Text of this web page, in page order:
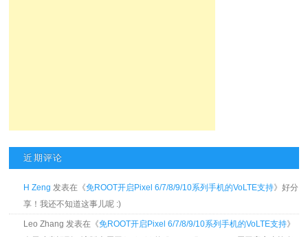
近期评论
H Zeng 发表在《免ROOT开启Pixel 6/7/8/9/10系列手机的VoLTE支持》好分
享！我还不知道这事儿呢 :)
Leo Zhang 发表在《免ROOT开启Pixel 6/7/8/9/10系列手机的VoLTE支持》